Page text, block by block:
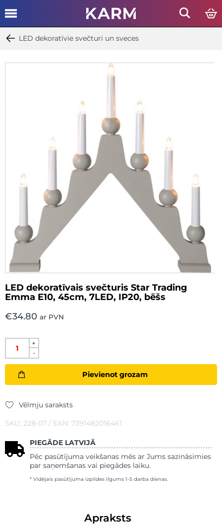
LED dekoratīvie svečturi un sveces
LED dekoratīvais svečturis Star Trading
Emma E10, 45cm, 7LED, IP20, bēšs
€34.80 ar PVN
+
-
Pievienot grozam
Vēlmju saraksts
SKU: 228-07 / EAN: 7391482016461
PIEGĀDE LATVIJĀ
Pēc pasūtījuma veikšanas mēs ar Jums sazināsimies
par saņemšanas vai piegādes laiku.
* Vidējais pasūtījuma izpildes ilgums 1-5 darba dienas.
Apraksts